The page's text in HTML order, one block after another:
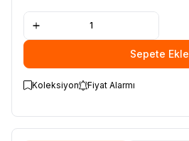
Sepete Ekle
Koleksiyon Fiyat Alarmı